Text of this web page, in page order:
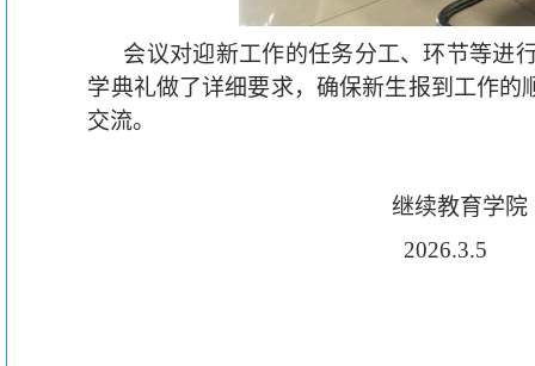
会议对迎新工作的任务分工、环节等进
学典礼做了详细要求，确保新生报到工作
交流。
继续教育学院
2026.3.5